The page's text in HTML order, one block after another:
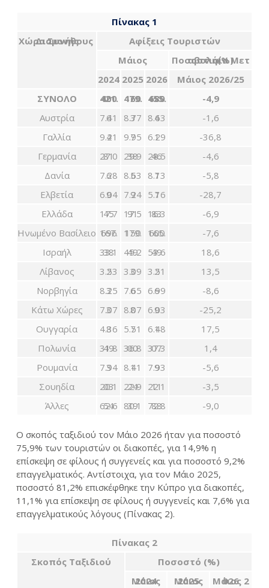
Πίνακας 1
ΧώραΣυνήθους
Διαμονής
Αφίξεις Τουριστών
Μάιος
Ποσοστιαία Μ
εταβολή(%)
2024 2025 2026 Μάιος 2026/25
ΣΥΝΟΛΟ
421.400 479.160 455.680
-4,9
Αυστρία
7.416 8.773 8.634
-1,6
Γαλλία
9.214 9.957 6.291
-36,8
Γερμανία
27.081 29.938 28.546
-4,6
Δανία
7.286 8.635 8.137
-5,8
Ελβετία
6.049 7.249 5.167
-28,7
Ελλάδα
17.745 17.591 16.383
-6,9
Ηνωμένο Βασίλειο 167.696 179.150 165.600
-7,6
Ισραήλ
33.138 45.249 53.649
18,6
Λίβανος
3.532 3.093 3.512
13,5
Νορβηγία
8.253 7.656 6.996
-8,6
Κάτω Χώρες
7.073 8.078 6.039
-25,2
Ουγγαρία
4.368 5.517 6.481
17,5
Πολωνία
31.849 36.800 37.307
1,4
Ρουμανία
7.943 8.411 7.939
-5,6
Σουηδία
20.103 22.924 22.111
-3,5
Άλλες
62.654 80.139 72.888 -9,0
Ο σκοπός ταξιδιού τον Μάιο 2026 ήταν για ποσοστό
75,9% των τουριστών οι διακοπές, για 14,9% η
επίσκεψη σε φίλους ή συγγενείς και για ποσοστό 9,2%
επαγγελματικός. Αντίστοιχα, για τον Μάιο 2025,
ποσοστό 81,2% επισκέφθηκε την Κύπρο για διακοπές,
11,1% για επίσκεψη σε φίλους ή συγγενείς και 7,6% για
επαγγελματικούς λόγους (Πίνακας 2).
Πίνακας 2
Σκοπός Ταξιδιού
Ποσοστό (%)
Μάιος 2024
Μάιος 2025 Μάιος
2026